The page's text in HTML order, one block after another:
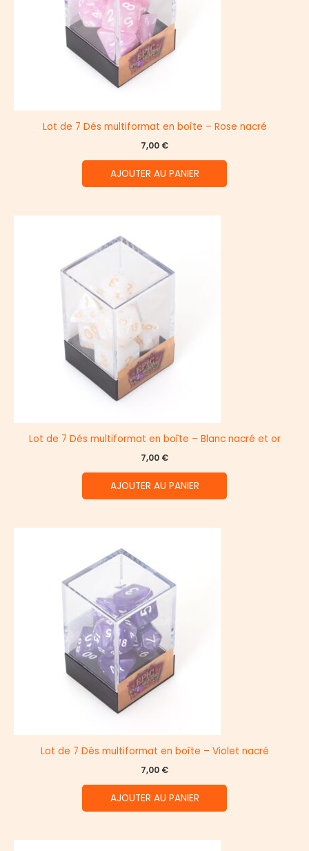
Lot de 7 Dés multiformat en boîte – Rose nacré
7,00 €
AJOUTER AU PANIER
Lot de 7 Dés multiformat en boîte – Blanc nacré et or
7,00 €
AJOUTER AU PANIER
Lot de 7 Dés multiformat en boîte – Violet nacré
7,00 €
AJOUTER AU PANIER